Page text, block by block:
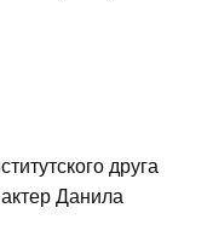
друга
Данила